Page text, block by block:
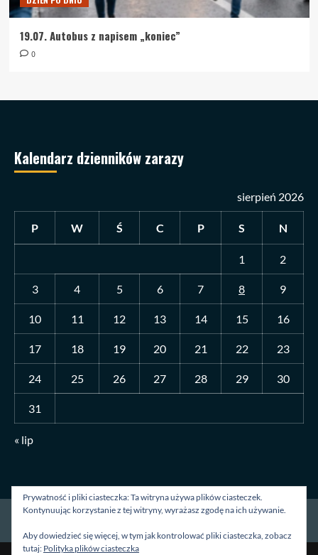
19.07. Autobus z napisem „koniec”
0
Kalendarz dzienników zarazy
sierpień 2026
P W Ś C P S N
1 2
3 4 5 6 7 8 9
10 11 12 13 14 15 16
17 18 19 20 21 22 23
24 25 26 27 28 29 30
31
« lip
Strona główna O mnie Blog Kontakt
Prywatność i pliki ciasteczka: Ta witryna używa plików ciasteczek.
Kontynuując korzystanie z tej witryny, wyrażasz zgodę na ich używanie.
Aby dowiedzieć się więcej, w tym jak kontrolować pliki ciasteczka, zobacz
tutaj: Polityka plików ciasteczka